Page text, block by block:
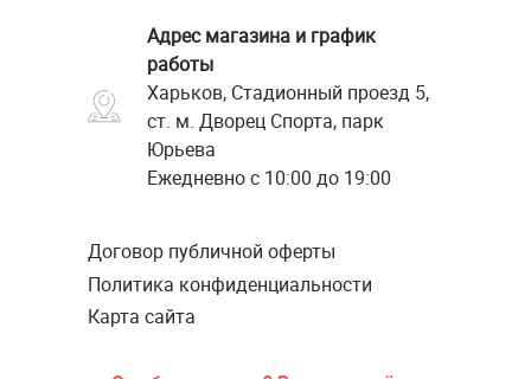
Адрес магазина и график
работы
Харьков, Стадионный проезд 5,
ст. м. Дворец Спорта, парк
Юрьева
Ежедневно с 10:00 до 19:00
Договор публичной оферты
Политика конфиденциальности
Карта сайта